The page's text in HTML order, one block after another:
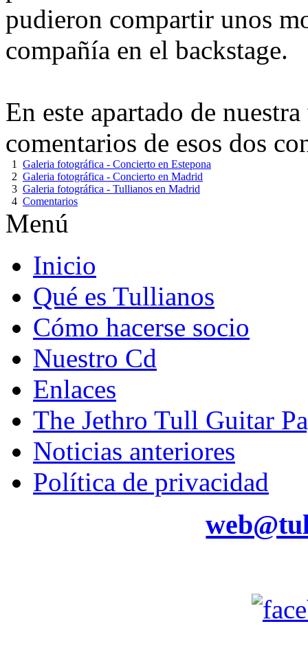
pudieron compartir unos
compañía en el backstage.
En este apartado de
comentarios de esos dos
1
Galeria fotográfica - Concierto en Estepona
2 Galeria fotográfica - Concierto en Madrid
3 Galeria fotográfica - Tullianos en Madrid
4 Comentarios
Menú
Inicio
Qué es Tullianos
Cómo hacerse socio
Nuestro Cd
Enlaces
The Jethro Tull Guitar
Noticias anteriores
Política de privacidad